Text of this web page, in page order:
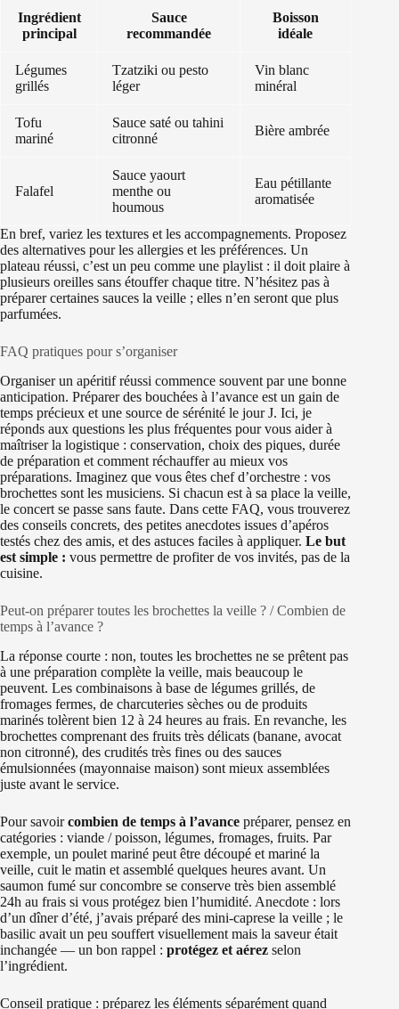
Ingrédient
principal
Sauce
recommandée
Boisson
idéale
Légumes
grillés
Tzatziki ou pesto
léger
Vin blanc
minéral
Tofu
mariné
Sauce saté ou tahini
citronné
Bière ambrée
Falafel
Sauce yaourt
menthe ou
houmous
Eau pétillante
aromatisée
En bref, variez les textures et les accompagnements. Proposez
des alternatives pour les allergies et les préférences. Un
plateau réussi, c’est un peu comme une playlist : il doit plaire à
plusieurs oreilles sans étouffer chaque titre. N’hésitez pas à
préparer certaines sauces la veille ; elles n’en seront que plus
parfumées.
FAQ pratiques pour s’organiser
Organiser un apéritif réussi commence souvent par une bonne
anticipation. Préparer des bouchées à l’avance est un gain de
temps précieux et une source de sérénité le jour J. Ici, je
réponds aux questions les plus fréquentes pour vous aider à
maîtriser la logistique : conservation, choix des piques, durée
de préparation et comment réchauffer au mieux vos
préparations. Imaginez que vous êtes chef d’orchestre : vos
brochettes sont les musiciens. Si chacun est à sa place la veille,
le concert se passe sans faute. Dans cette FAQ, vous trouverez
des conseils concrets, des petites anecdotes issues d’apéros
testés chez des amis, et des astuces faciles à appliquer. Le but
est simple : vous permettre de profiter de vos invités, pas de la
cuisine.
Peut-on préparer toutes les brochettes la veille ? / Combien de
temps à l’avance ?
La réponse courte : non, toutes les brochettes ne se prêtent pas
à une préparation complète la veille, mais beaucoup le
peuvent. Les combinaisons à base de légumes grillés, de
fromages fermes, de charcuteries sèches ou de produits
marinés tolèrent bien 12 à 24 heures au frais. En revanche, les
brochettes comprenant des fruits très délicats (banane, avocat
non citronné), des crudités très fines ou des sauces
émulsionnées (mayonnaise maison) sont mieux assemblées
juste avant le service.
Pour savoircombien de temps à l’avance préparer, pensez en
catégories : viande / poisson, légumes, fromages, fruits. Par
exemple, un poulet mariné peut être découpé et mariné la
veille, cuit le matin et assemblé quelques heures avant. Un
saumon fumé sur concombre se conserve très bien assemblé
24h au frais si vous protégez bien l’humidité. Anecdote : lors
d’un dîner d’été, j’avais préparé des mini-caprese la veille ; le
basilic avait un peu souffert visuellement mais la saveur était
inchangée — un bon rappel : protégez et aérez selon
l’ingrédient.
Conseil pratique : préparez les éléments séparément quand